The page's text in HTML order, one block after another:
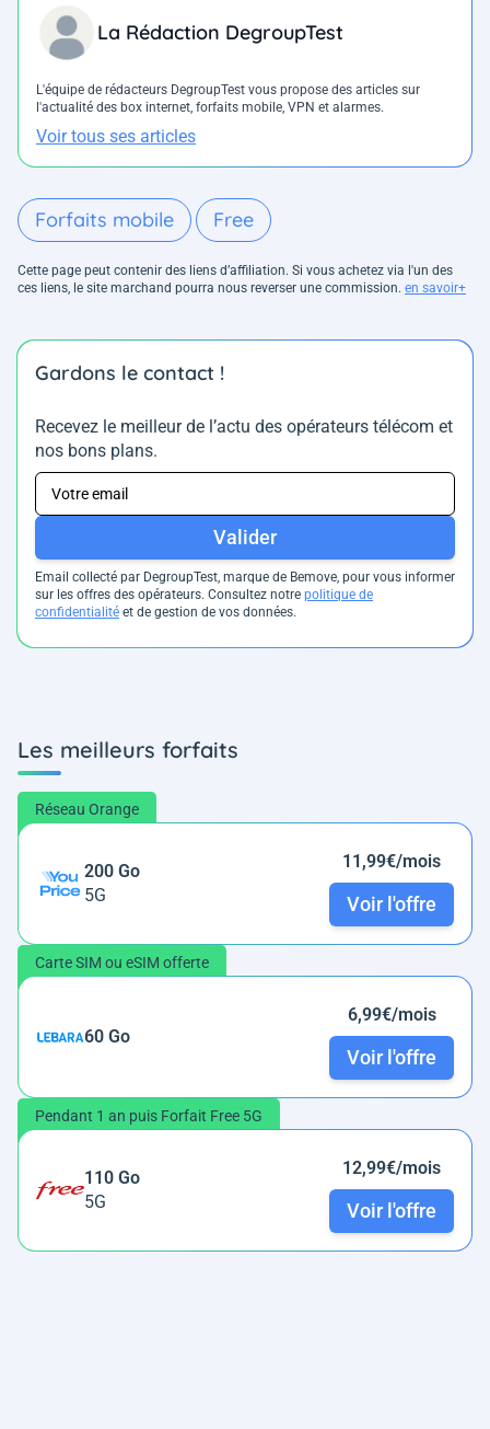
La Rédaction DegroupTest
L'équipe de rédacteurs DegroupTest vous propose des articles sur
l'actualité des box internet, forfaits mobile, VPN et alarmes.
Voir tous ses articles
Forfaits mobile Free
Cette page peut contenir des liens d’affiliation. Si vous achetez via l'un des
ces liens, le site marchand pourra nous reverser une commission. en savoir+
Gardons le contact !
Recevez le meilleur de l’actu des opérateurs télécom et
nos bons plans.
Valider
Email collecté par DegroupTest, marque de Bemove, pour vous informer
sur les offres des opérateurs. Consultez notre politique de
confidentialité et de gestion de vos données.
Les meilleurs forfaits
Réseau Orange
200 Go
5G
11,99€/mois
Voir l'offre
Carte SIM ou eSIM offerte
60 Go
6,99€/mois
Voir l'offre
Pendant 1 an puis Forfait Free 5G
110 Go
5G
12,99€/mois
Voir l'offre